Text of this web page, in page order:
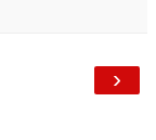
›